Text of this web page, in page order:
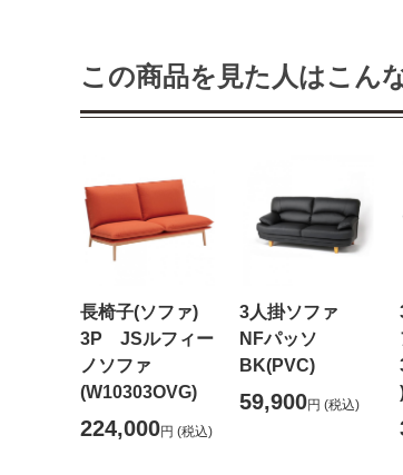
この商品を見た人はこん
長椅子(ソファ)
3P JSルフィー
ノソファ
(W10303OVG)
224,000円 (税込)
3人掛ソファ
NFパッソ
BK(PVC)
59,900円 (税込)